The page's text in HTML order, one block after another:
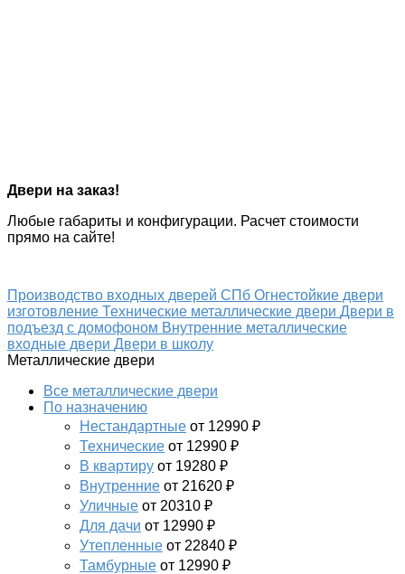
Двери на заказ!
Любые габариты и конфигурации. Расчет стоимости
прямо на сайте!
Производство входных дверей СПб Огнестойкие двери
изготовление Технические металлические двери Двери в
подъезд с домофоном Внутренние металлические
входные двери Двери в школу
Металлические двери
Все металлические двери
По назначению
Нестандартные от 12990 ₽
Технические от 12990 ₽
В квартиру от 19280 ₽
Внутренние от 21620 ₽
Уличные от 20310 ₽
Для дачи от 12990 ₽
Утепленные от 22840 ₽
Тамбурные от 12990 ₽